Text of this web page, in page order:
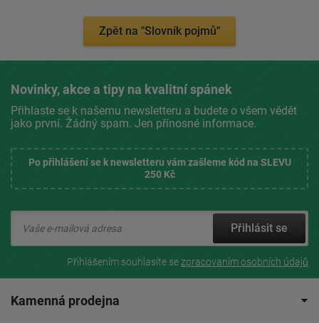
Zpět na "Slovník pojmů"
Novinky, akce a tipy na kvalitní spánek
Přihlaste se k našemu newsletteru a budete o všem vědět
jako první. Žádný spam. Jen přínosné informace.
Po přihlášení se k newsletteru vám zašleme kód na SLEVU
250 Kč
Přihlásit se
Přihlášením souhlasíte sezpracovaním osobních údajů
Kamenná prodejna